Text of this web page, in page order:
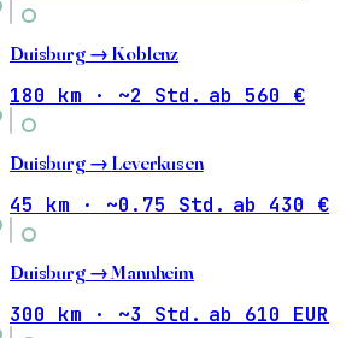
Duisburg → Koblenz
180 km · ~2 Std. ab 560 €
Duisburg → Leverkusen
45 km · ~0.75 Std. ab 430 €
Duisburg → Mannheim
300 km · ~3 Std. ab 610 EUR